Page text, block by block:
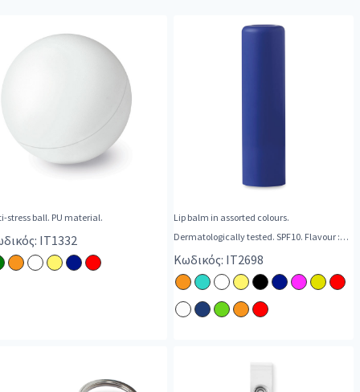
stress ball. PU material.
IT1332
Lip balm in assorted colours.
Dermatologically tested. SPF10. Flavour :
Vanilla.
Κωδικός: IT2698